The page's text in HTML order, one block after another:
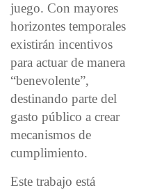
juego. Con mayores
horizontes temporales
existirán incentivos
para actuar de manera
“benevolente”,
destinando parte del
gasto público a crear
mecanismos de
cumplimiento.
Este trabajo está